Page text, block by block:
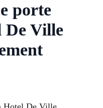
porte
De Ville